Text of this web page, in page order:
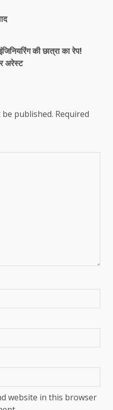
की छात्रा का रेप!
अरेस्ट
published. Required
website in this browser